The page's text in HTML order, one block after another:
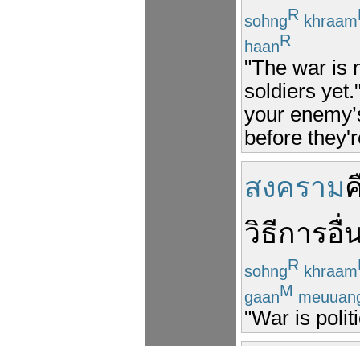
sohngR khraam
haanR
"The war is
soldiers
your
before
สงคราม
วิธีการอื่
sohngR khraam
gaanM
"War is